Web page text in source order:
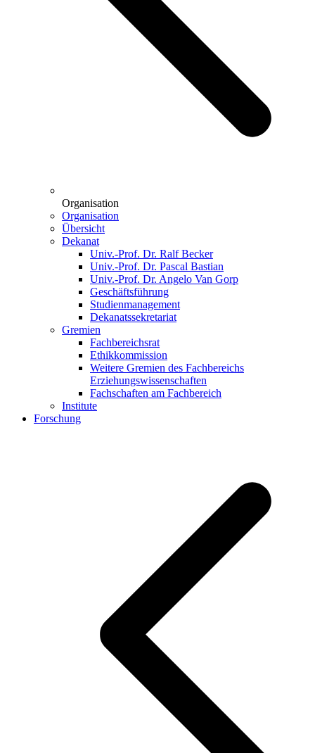
Organisation
Organisation
Übersicht
Dekanat
Univ.-Prof. Dr. Ralf Becker
Univ.-Prof. Dr. Pascal Bastian
Univ.-Prof. Dr. Angelo Van Gorp
Geschäftsführung
Studienmanagement
Dekanatssekretariat
Gremien
Fachbereichsrat
Ethikkommission
Weitere Gremien des Fachbereichs
Erziehungswissenschaften
Fachschaften am Fachbereich
Institute
Forschung